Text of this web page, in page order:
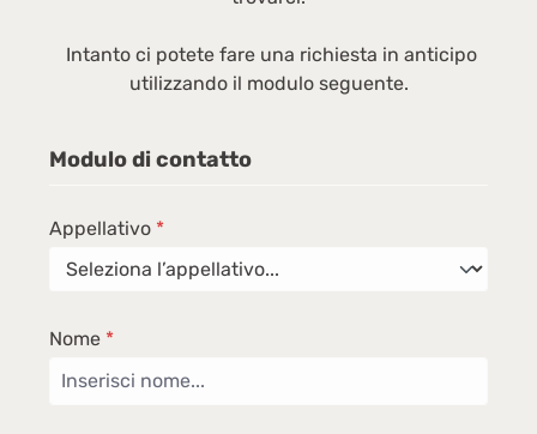
Intanto ci potete fare una richiesta in anticipo
utilizzando il modulo seguente.
Modulo di contatto
Appellativo *
Nome *